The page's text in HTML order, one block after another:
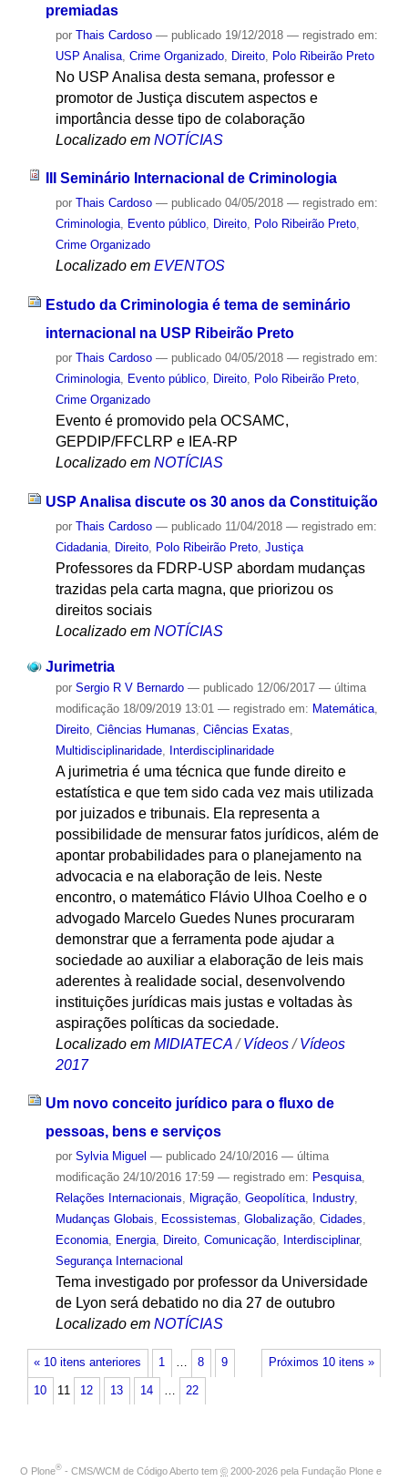
premiadas
por Thais Cardoso — publicado19/12/2018 — registrado em:
USP Analisa, Crime Organizado, Direito, Polo Ribeirão Preto
No USP Analisa desta semana, professor e
promotor de Justiça discutem aspectos e
importância desse tipo de colaboração
Localizado em NOTÍCIAS
III Seminário Internacional de Criminologia
por Thais Cardoso — publicado04/05/2018 — registrado em:
Criminologia, Evento público, Direito, Polo Ribeirão Preto,
Crime Organizado
Localizado em EVENTOS
Estudo da Criminologia é tema de seminário
internacional na USP Ribeirão Preto
por Thais Cardoso — publicado04/05/2018 — registrado em:
Criminologia, Evento público, Direito, Polo Ribeirão Preto,
Crime Organizado
Evento é promovido pela OCSAMC,
GEPDIP/FFCLRP e IEA-RP
Localizado em NOTÍCIAS
USP Analisa discute os 30 anos da Constituição
por Thais Cardoso — publicado11/04/2018 — registrado em:
Cidadania, Direito, Polo Ribeirão Preto, Justiça
Professores da FDRP-USP abordam mudanças
trazidas pela carta magna, que priorizou os
direitos sociais
Localizado em NOTÍCIAS
Jurimetria
por Sergio R V Bernardo — publicado12/06/2017 — última
modificação18/09/2019 13:01 — registrado em: Matemática,
Direito, Ciências Humanas Ciências Exatas
Multidisciplinaridade, Interdisciplinaridade
A jurimetria é uma técnica que funde direito e
estatística e que tem sido cada vez mais utilizada
por juizados e tribunais. Ela representa a
possibilidade de mensurar fatos jurídicos, além de
apontar probabilidades para o planejamento na
advocacia e na elaboração de leis. Neste
encontro, o matemático Flávio Ulhoa Coelho e o
advogado Marcelo Guedes Nunes procuraram
demonstrar que a ferramenta pode ajudar a
sociedade ao auxiliar a elaboração de leis mais
aderentes à realidade social, desenvolvendo
instituições jurídicas mais justas e voltadas às
aspirações políticas da sociedade.
Localizado em MIDIATECA /Vídeos /Vídeos
2017
Um novo conceito jurídico para o fluxo de
pessoas, bens e serviços
por Sylvia Miguel — publicado24/10/2016 — última
modificação24/10/2016 17:59 — registrado em: Pesquisa,
Relações Internacionais, Migração, Geopolítica, Industry,
Mudanças Globais, Ecossistemas, Globalização, Cidades,
Economia, Energia, Direito, Comunicação, Interdisciplinar,
Segurança Internacional
Tema investigado por professor da Universidade
de Lyon será debatido no dia 27 de outubro
Localizado em NOTÍCIAS
« 10 itens anteriores Próximos 10 itens »
1 … 8 9
10 11 12 13 14 … 22
O Plone® - CMS/WCM de Código Aberto tem © 2000-2026 pela Fundação Plone e